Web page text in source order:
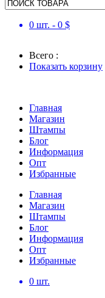
0 шт. - 0 $
Всего :
Показать корзину
Главная
Магазин
Штампы
Блог
Информация
Опт
Избранные
Главная
Магазин
Штампы
Блог
Информация
Опт
Избранные
0 шт.